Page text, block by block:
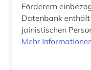
bibliothek (3)Moldawien (1)
Niederlande (5)
Förderern
Datenbank
jainistischen
Mehr